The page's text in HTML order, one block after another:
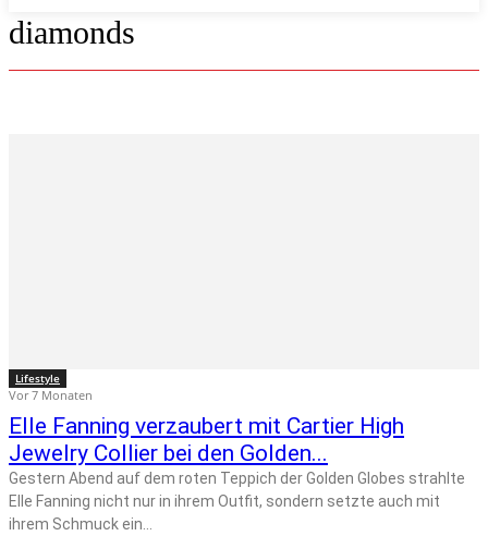
diamonds
Lifestyle
Vor 7 Monaten
Elle Fanning verzaubert mit Cartier High
Jewelry Collier bei den Golden...
Gestern Abend auf dem roten Teppich der Golden Globes strahlte
Elle Fanning nicht nur in ihrem Outfit, sondern setzte auch mit
ihrem Schmuck ein...